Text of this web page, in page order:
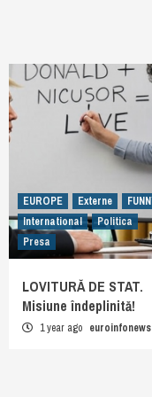
EUROPE Externe
International
Politica
Presa
LOVITURĂ DE STAT.
Misiune îndeplinită!
1 year ago euroinfonews